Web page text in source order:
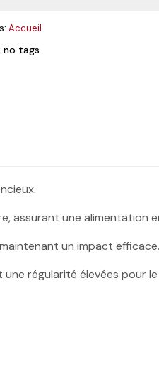
Accueil
no tags
assurant une alimentation
un impact efficace.
régularité élevées pour